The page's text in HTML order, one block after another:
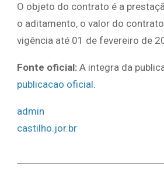
O objeto do contrato é a
o aditamento, o valor do
vigência até 01 de fevereiro de
Fonte oficial: A integra da
publicacao oficial.
admin
castilho.jor.br